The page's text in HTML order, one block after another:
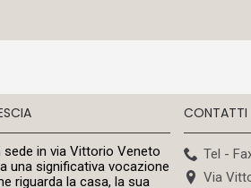
line articoli per
per la casa
sede in via Vittorio Veneto
una significativa vocazione
riguarda la casa, la sua
CONTATTI
Tel -
Via